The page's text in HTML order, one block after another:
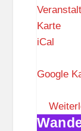
KarteF
u
S
t
iCal
Google